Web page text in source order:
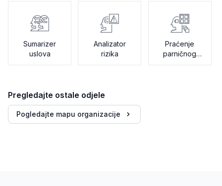
Sumarizer
uslova
Analizator
rizika
Praćenje
parničnog
postupka
Pregledajte ostale odjele
Pogledajte mapu organizacije